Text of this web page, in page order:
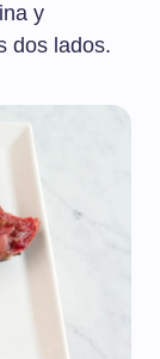
y
dos lados.